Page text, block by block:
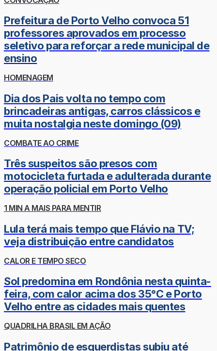
Prefeitura de Porto Velho convoca 51
professores aprovados em processo
seletivo para reforçar a rede municipal de
ensino
HOMENAGEM
Dia dos Pais volta no tempo com
brincadeiras antigas, carros clássicos e
muita nostalgia neste domingo (09)
COMBATE AO CRIME
Três suspeitos são presos com
motocicleta furtada e adulterada durante
operação policial em Porto Velho
1 MIN A MAIS PARA MENTIR
Lula terá mais tempo que Flávio na TV;
veja distribuição entre candidatos
CALOR E TEMPO SECO
Sol predomina em Rondônia nesta quinta-
feira, com calor acima dos 35°C e Porto
Velho entre as cidades mais quentes
QUADRILHA BRASIL EM AÇÃO
Patrimônio de esquerdistas subiu até